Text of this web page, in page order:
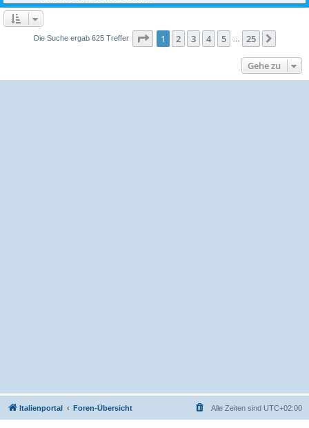
Die Suche ergab 625 Treffer Seite 1von 25
1 2 3 4 5 25
Gehe zu
Italienportal Foren-Übersicht Alle Zeiten sind UTC+02:00